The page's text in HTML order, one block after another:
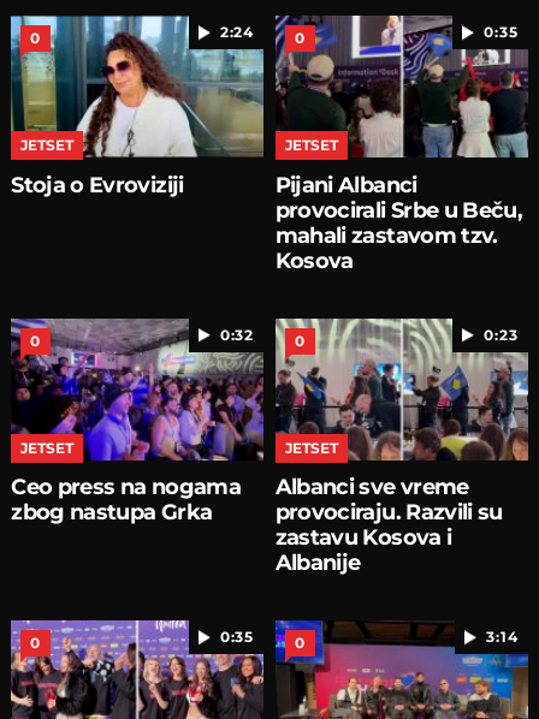
2:24
0
JETSET
Stoja o Evroviziji
0:35
0
JETSET
Pijani Albanci
provocirali Srbe u Beču,
mahali zastavom tzv.
Kosova
0:32
0
JETSET
Ceo press na nogama
zbog nastupa Grka
0:23
0
JETSET
Albanci sve vreme
provociraju. Razvili su
zastavu Kosova i
Albanije
0:35
0 3:14
0